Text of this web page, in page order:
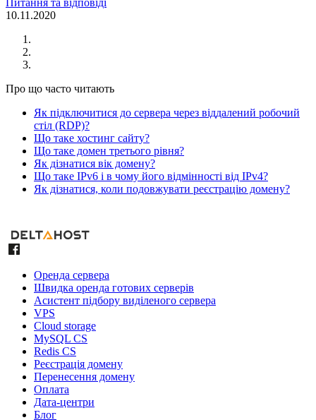
10.11.2020
Про що часто читають
Як підключитися до сервера через віддалений робочий
стіл (RDP)?
Що таке хостинг сайту?
Що таке домен третього рівня?
Як дізнатися вік домену?
Що таке IPv6 і в чому його відмінності від IPv4?
Як дізнатися, коли подовжувати реєстрацію домену?
Оренда сервера
Швидка оренда готових серверів
Асистент підбору виділеного сервера
VPS
Cloud storage
MySQL CS
Redis CS
Реєстрація домену
Перенесення домену
Оплата
Дата-центри
Блог